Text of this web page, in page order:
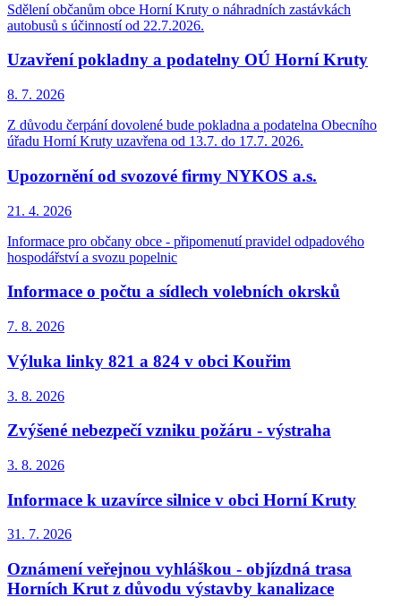
Sdělení občanům obce Horní Kruty o náhradních zastávkách
autobusů s účinností od 22.7.2026.
Uzavření pokladny a podatelny OÚ Horní Kruty
8. 7. 2026
Z důvodu čerpání dovolené bude pokladna a podatelna Obecního
úřadu Horní Kruty uzavřena od 13.7. do 17.7. 2026.
Upozornění od svozové firmy NYKOS a.s.
21. 4. 2026
Informace pro občany obce - připomenutí pravidel odpadového
hospodářství a svozu popelnic
Informace o počtu a sídlech volebních okrsků
7. 8. 2026
Výluka linky 821 a 824 v obci Kouřim
3. 8. 2026
Zvýšené nebezpečí vzniku požáru - výstraha
3. 8. 2026
Informace k uzavírce silnice v obci Horní Kruty
31. 7. 2026
Oznámení veřejnou vyhláškou - objízdná trasa
Horních Krut z důvodu výstavby kanalizace